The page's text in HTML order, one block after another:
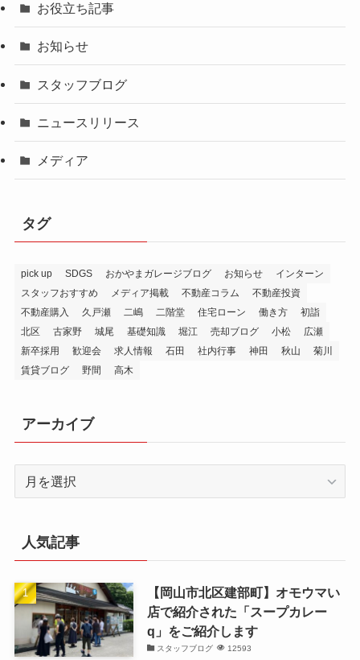
お役立ち記事
お知らせ
スタッフブログ
ニュースリリース
メディア
タグ
pick up SDGS おかやまガレージブログ お知らせ
インターン
スタッフおすすめ
メディア掲載 不動産コラム
不動産投資
不動産購入
久戸瀬 二嶋 二階堂 住宅ローン 働き方
初詣
北区
古家野 城尾 基礎知識 堀江 売却ブログ 小松
広瀬
新卒採用
歓迎会 求人情報 石田 社内行事 神田 秋山
菊川
賃貸ブログ
野間 高木
アーカイブ
ブ
人気記事
【岡山市北区建部町】オモウマい
店で紹介された「スープカレー
q」をご紹介します
スタッフブログ 12593